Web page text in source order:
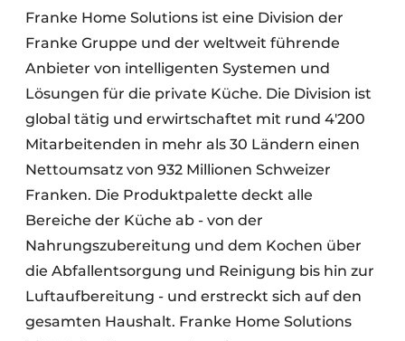
Franke Home Solutions ist eine Division der
Franke Gruppe und der weltweit führende
Anbieter von intelligenten Systemen und
Lösungen für die private Küche. Die Division ist
global tätig und erwirtschaftet mit rund 4'200
Mitarbeitenden in mehr als 30 Ländern einen
Nettoumsatz von 932 Millionen Schweizer
Franken. Die Produktpalette deckt alle
Bereiche der Küche ab - von der
Nahrungszubereitung und dem Kochen über
die Abfallentsorgung und Reinigung bis hin zur
Luftaufbereitung - und erstreckt sich auf den
gesamten Haushalt. Franke Home Solutions